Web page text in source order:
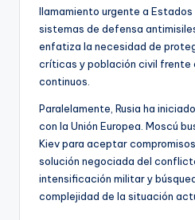
llamamiento urgente a
sistemas de defensa
enfatiza la necesidad de
críticas y población civil frente
continuos.
Paralelamente, Rusia ha
con la Unión Europea. Moscú
Kiev para aceptar
solución negociada del
intensificación militar y
complejidad de la situación